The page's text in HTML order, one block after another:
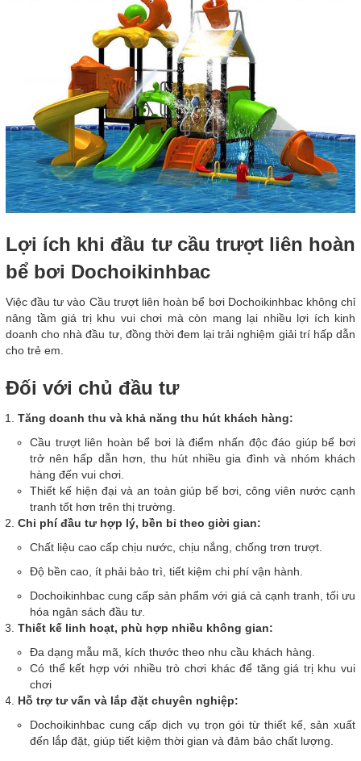
Lợi ích khi đầu tư cầu trượt liên hoàn
bể bơi Dochoikinhbac
Việc đầu tư vào Cầu trượt liên hoàn bể bơi Dochoikinhbac không chỉ
nâng tầm giá trị khu vui chơi mà còn mang lại nhiều lợi ích kinh
doanh cho nhà đầu tư, đồng thời đem lại trải nghiệm giải trí hấp dẫn
cho trẻ em.
Đối với chủ đầu tư
Tăng doanh thu và khả năng thu hút khách hàng:
Cầu trượt liên hoàn bể bơi là điểm nhấn độc đáo giúp bể bơi
trở nên hấp dẫn hơn, thu hút nhiều gia đình và nhóm khách
hàng đến vui chơi.
Thiết kế hiện đại và an toàn giúp bể bơi, công viên nước cạnh
tranh tốt hơn trên thị trường.
Chi phí đầu tư hợp lý, bền bỉ theo giời gian:
Chất liệu cao cấp chịu nước, chịu nắng, chống trơn trượt.
Độ bền cao, ít phải bảo trì, tiết kiệm chi phí vận hành.
Dochoikinhbac cung cấp sản phẩm với giá cả cạnh tranh, tối ưu
hóa ngân sách đầu tư.
Thiết kế linh hoạt, phù hợp nhiều không gian:
Đa dạng mẫu mã, kích thước theo nhu cầu khách hàng.
Có thể kết hợp với nhiều trò chơi khác để tăng giá trị khu vui
chơi
Hỗ trợ tư vấn và lắp đặt chuyên nghiệp:
Dochoikinhbac cung cấp dịch vụ trọn gói từ thiết kế, sản xuất
đến lắp đặt, giúp tiết kiệm thời gian và đảm bảo chất lượng.